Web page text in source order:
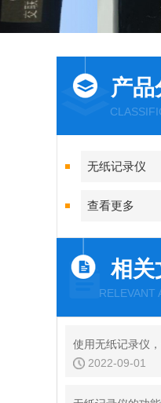
产品
无纸记录仪
查看更多
相关
RELEVANT
2022-09-01